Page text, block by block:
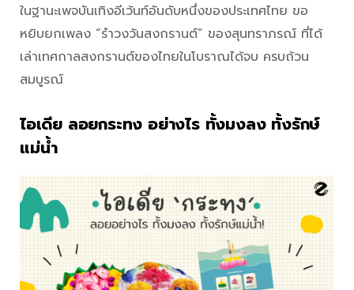
ในฐานะเพจบันเทิงอีเว้นท์อันดับหนึ่งของประเทศไทย ขอ
หยิบยกเพลง “รำวงวันสงกรานต์” ของสุนทราภรณ์ ที่ได้
เล่าเทศกาลสงกรานต์ของไทยในโบราณได้จบ ครบถ้วน
สมบูรณ์
ไอเดีย ลอยกระทง อย่างไร ทั้งมงลง ทั้งรักษ์
แม่น้ำ